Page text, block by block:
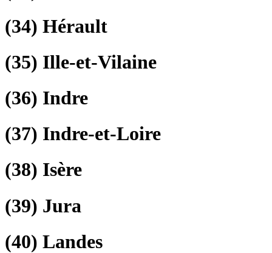
(34) Hérault
(35) Ille-et-Vilaine
(36) Indre
(37) Indre-et-Loire
(38) Isère
(39) Jura
(40) Landes